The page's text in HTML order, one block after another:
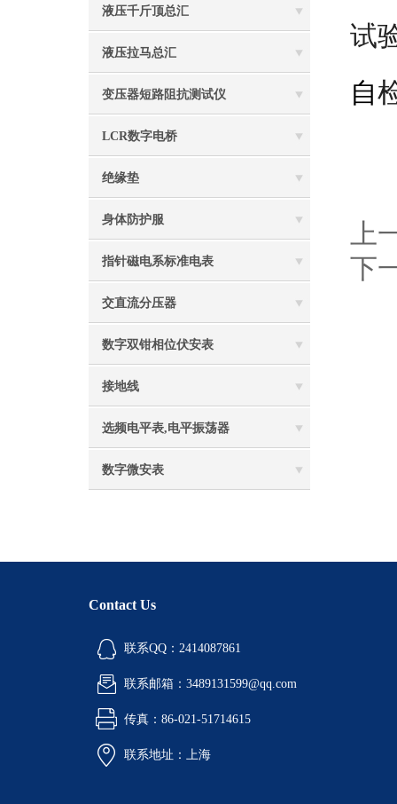
液压千斤顶总汇
液压拉马总汇
变压器短路阻抗测试仪
LCR数字电桥
绝缘垫
身体防护服
指针磁电系标准电表
交直流分压器
数字双钳相位伏安表
接地线
选频电平表,电平振荡器
数字微安表
试
自
上
下
Contact Us
联系QQ：2414087861
联系邮箱：3489131599@qq.com
传真：86-021-51714615
联系地址：上海